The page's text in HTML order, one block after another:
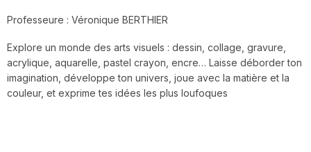
Professeure : Véronique BERTHIER
Explore un monde des arts visuels : dessin, collage, gravure,
acrylique, aquarelle, pastel crayon, encre… Laisse déborder ton
imagination, développe ton univers, joue avec la matière et la
couleur, et exprime tes idées les plus loufoques